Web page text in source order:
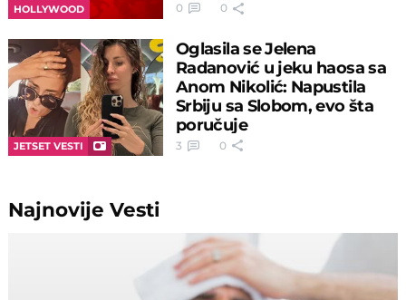
HOLLYWOOD 0 0
JETSET VESTI
Oglasila se Jelena
Radanović u jeku haosa sa
Anom Nikolić: Napustila
Srbiju sa Slobom, evo šta
poručuje
3 0
NajnovijeVesti